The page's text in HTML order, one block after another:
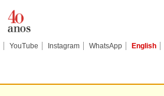
YouTube Instagram WhatsApp English